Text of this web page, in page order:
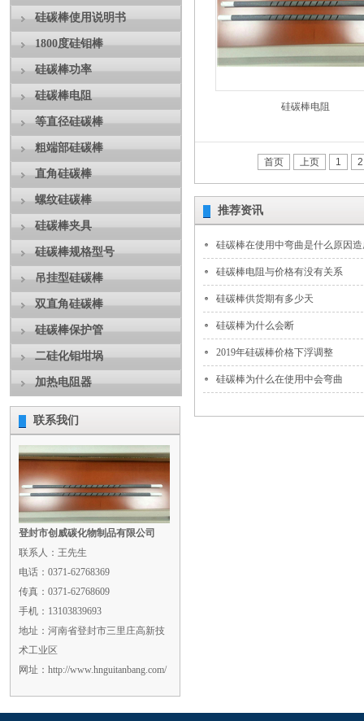
硅碳棒使用说明书
1800度硅钼棒
硅碳棒功率
硅碳棒电阻
等直径硅碳棒
粗端部硅碳棒
直角硅碳棒
螺纹硅碳棒
硅碳棒夹具
硅碳棒规格型号
吊挂型硅碳棒
双直角硅碳棒
硅碳棒保护管
二硅化钼坩埚
加热电阻器
联系我们
登封市创威碳化物制品有限公司
联系人：王先生
电话：0371-62768369
传真：0371-62768609
手机：13103839693
地址：河南省登封市三里庄高新技
术工业区
网址：http://www.hnguitanbang.com/
硅碳棒电阻
首页 上页 1 2
推荐资讯
硅碳棒在使用中弯曲是什么原因
硅碳棒电阻与价格有没有关系
硅碳棒供货期有多少天
硅碳棒为什么会断
2019年硅碳棒价格下浮调整
硅碳棒为什么在使用中会弯曲